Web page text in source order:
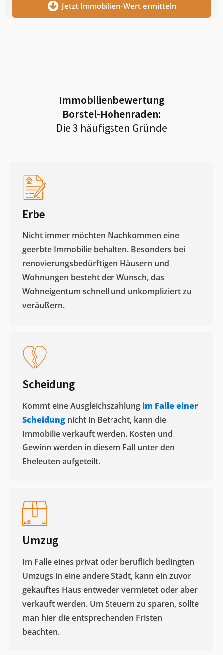
Jetzt Immobilien-Wert ermitteln
Immobilienbewertung
Borstel-Hohenraden:
Die 3 häufigsten Gründe
Erbe
Nicht immer möchten Nachkommen eine
geerbte Immobilie behalten. Besonders bei
renovierungsbedürftigen Häusern und
Wohnungen besteht der Wunsch, das
Wohneigentum schnell und unkompliziert zu
veräußern. ​
Scheidung
Kommt eine Ausgleichszahlung im Falle einer
Scheidung nicht in Betracht, kann die
Immobilie verkauft werden. Kosten und
Gewinn werden in diesem Fall unter den
Eheleuten aufgeteilt.​
Umzug
Im Falle eines privat oder beruflich bedingten
Umzugs in eine andere Stadt, kann ein zuvor
gekauftes Haus entweder vermietet oder aber
verkauft werden. Um Steuern zu sparen, sollte
man hier die entsprechenden Fristen
beachten.